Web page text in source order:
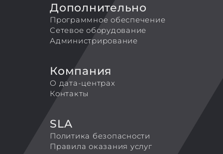
Дополнительно
Программное обеспечение
Сетевое оборудование
Администрирование
Компания
О дата-центрах
Контакты
SLA
Политика безопасности
Правила оказания услуг